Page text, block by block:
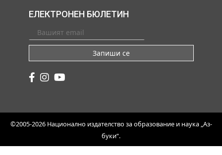
ЕЛЕКТРОНЕН БЮЛЕТИН
Запиши се
©2005-2026 Национално издателство за образование и наука „Аз-
буки“.